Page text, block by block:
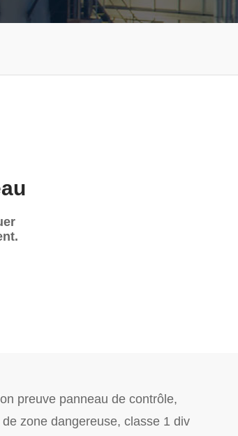
preuve panneau de contrôle,
zone dangereuse, classe 1 div